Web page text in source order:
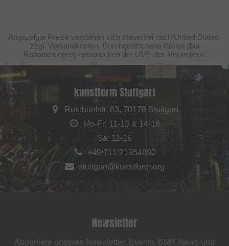
Angezeigte Preise verstehen sich steuerfrei nach United States,
zzgl. Versandkosten. Durchgestrichene Preise (bei
Rabattierungen) entsprechen der UVP des Herstellers.
kunstform Stuttgart
Rotebühlstr. 63, 70178 Stuttgart
Mo-Fr: 11-13 & 14-18
Sa: 11-16
+49/711/21954890
stuttgart@kunstform.org
Newsletter
Abonniere unseren Newsletter: Events, BMX News und